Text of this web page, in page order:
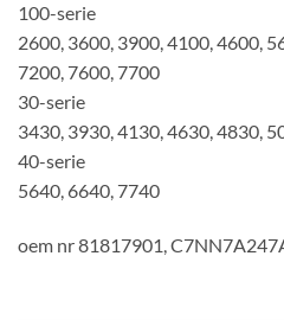
100-serie
2600, 3600, 3900, 4100, 4600,
7200, 7600, 7700
30-serie
3430, 3930, 4130, 4630, 4830,
40-serie
5640, 6640, 7740
oem nr 81817901,